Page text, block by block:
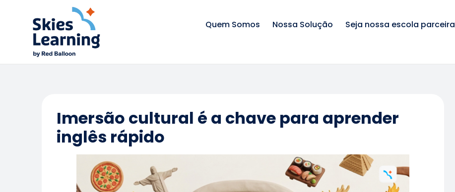
Quem Somos Nossa Solução Seja nossa escola parceira
Imersão cultural é a chave para aprender
inglês rápido